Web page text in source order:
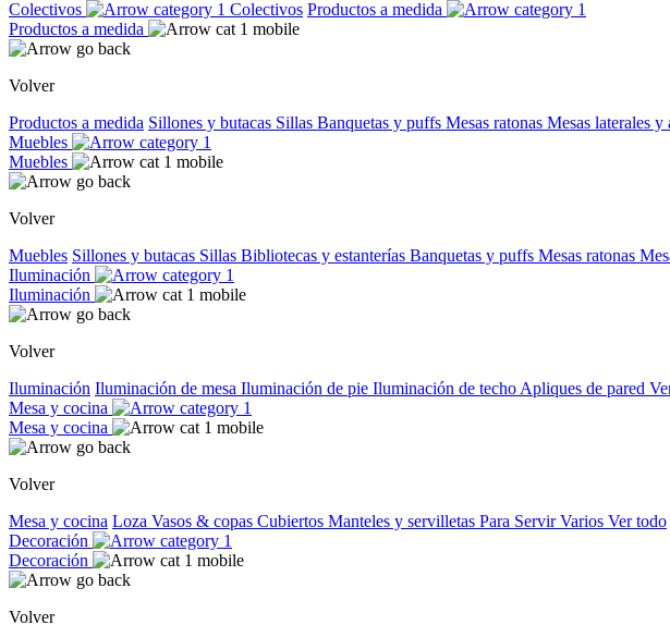
Colectivos Colectivos Productos a medida
Productos a medida
Volver
Productos a medida Sillones y butacas Sillas Banquetas y puffs Mesas ratonas Mesas laterales y
Muebles
Muebles
Volver
Muebles Sillones y butacas Sillas Bibliotecas y estanterías Banquetas y puffs Mesas ratonas
Iluminación
Iluminación
Volver
Iluminación Iluminación de mesa Iluminación de pie Iluminación de techo Apliques de pared
Mesa y cocina
Mesa y cocina
Volver
Mesa y cocina Loza Vasos & copas Cubiertos Manteles y servilletas Para ServirVarios Ver todo
Decoración
Decoración
Volver